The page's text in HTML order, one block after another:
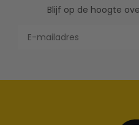
Blijf op de hoogte